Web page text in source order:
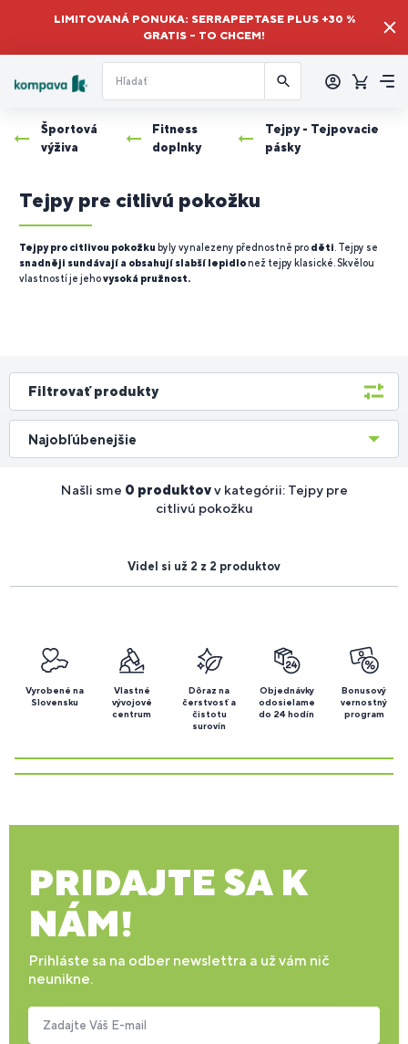
LIMITOVANÁ PONUKA: SERRAPEPTASE PLUS +30 %
GRATIS – TO CHCEM!
sa
Košík
Športová
výživa
Fitness
doplnky
Tejpy - Tejpovacie
pásky
Tejpy pre citlivú pokožku
Tejpy pro citlivou pokožku byly vynalezeny přednostně pro děti . Tejpy se
snadněji sundávají a obsahují slabší lepidlonež tejpy klasické. Skvělou
vlastností je jehovysoká pružnost.
Filtrovať produkty
Našli sme 0 produktovv kategórii: Tejpy pre
citlivú pokožku
Najobľúbenejšie
Videl si už 2 z 2 produktov
Vyrobené na
Slovensku
Vlastné
vývojové
centrum
Dôraz na
čerstvosť a
čistotu
surovín
Objednávky
odosielame
do 24 hodín
Bonusový
vernostný
program
PRIDAJTE SA K
NÁM!
Prihláste sa na odber newslettra a už vám nič
neunikne.
Zadajte Váš E-mail